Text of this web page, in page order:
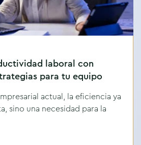
laboral con
para tu equipo
actual, la eficiencia ya
sino una necesidad para la